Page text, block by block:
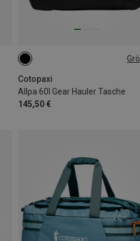
Cotopaxi
Allpa 60l Gear Hauler Tasche
145,50 €
60L